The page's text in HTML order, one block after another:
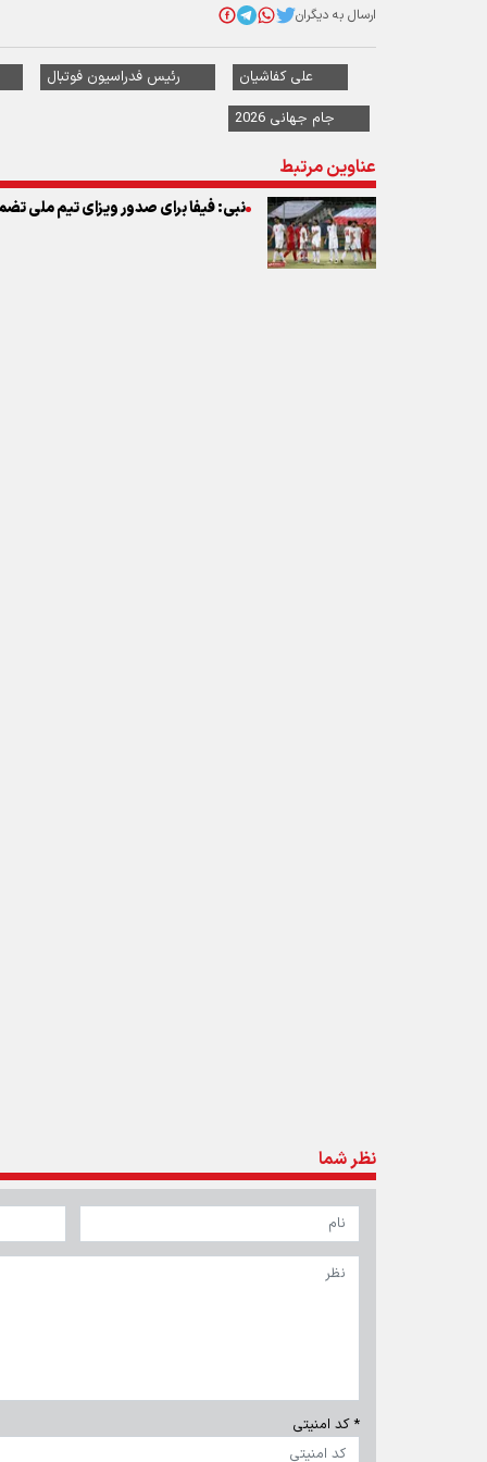
عناوین مرتبط
نبی: فیفا برای صدور ویزای تیم ملی
نظر شما